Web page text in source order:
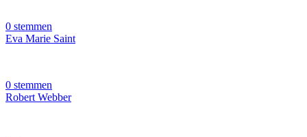
0 stemmen
Eva Marie Saint
0 stemmen
Robert Webber